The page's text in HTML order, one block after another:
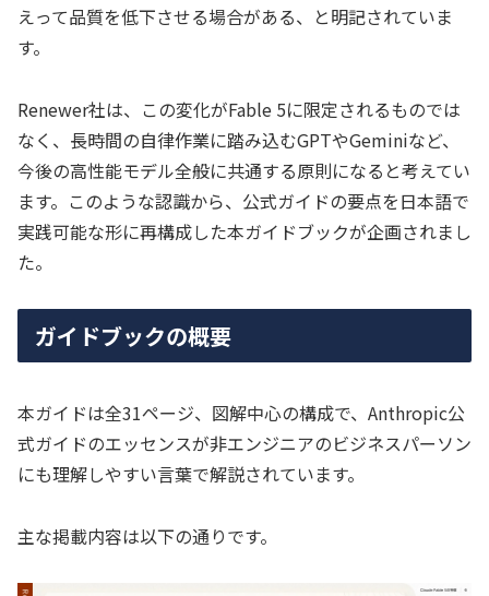
えって品質を低下させる場合がある、と明記されていま
す。
Renewer社は、この変化がFable 5に限定されるものでは
なく、長時間の自律作業に踏み込むGPTやGeminiなど、
今後の高性能モデル全般に共通する原則になると考えてい
ます。このような認識から、公式ガイドの要点を日本語で
実践可能な形に再構成した本ガイドブックが企画されまし
た。
ガイドブックの概要
本ガイドは全31ページ、図解中心の構成で、Anthropic公
式ガイドのエッセンスが非エンジニアのビジネスパーソン
にも理解しやすい言葉で解説されています。
主な掲載内容は以下の通りです。